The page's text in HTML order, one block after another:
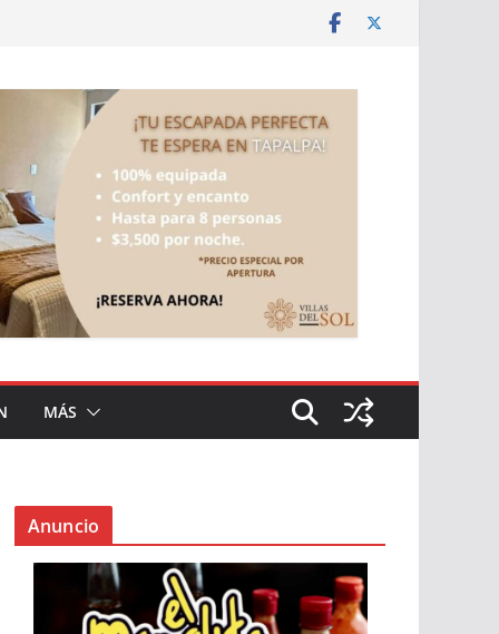
MÁS
Anuncio